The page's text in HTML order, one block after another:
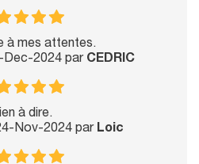
à mes attentes.
Dec-2024 par CEDRIC
à dire.
Nov-2024 par Loic